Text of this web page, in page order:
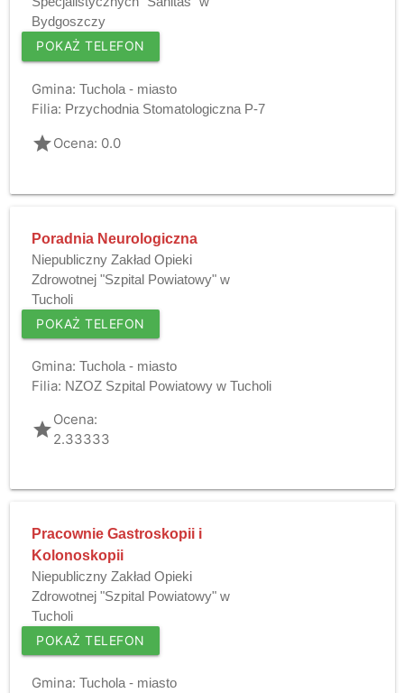
Bydgoszczy
POKAŻ TELEFON
Gmina: Tuchola - miasto
Filia: Przychodnia Stomatologiczna P-7
gradeOcena: 0.0
Poradnia Neurologiczna
Niepubliczny Zakład Opieki
Zdrowotnej "Szpital Powiatowy" w
Tucholi
POKAŻ TELEFON
Gmina: Tuchola - miasto
Filia: NZOZ Szpital Powiatowy w Tucholi
gradeOcena:
2.33333
Pracownie Gastroskopii i
Kolonoskopii
Niepubliczny Zakład Opieki
Zdrowotnej "Szpital Powiatowy" w
Tucholi
POKAŻ TELEFON
Gmina: Tuchola - miasto